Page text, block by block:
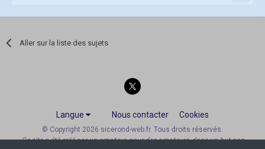
Aller sur la liste des sujets
Langue Nous contacter Cookies
© Copyright 2026 sicerond-web.fr. Tous droits réservés.
Ce site a été créé par un amateur, pour des amateurs, dans un but non